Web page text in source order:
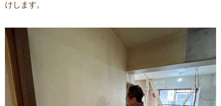
けします。